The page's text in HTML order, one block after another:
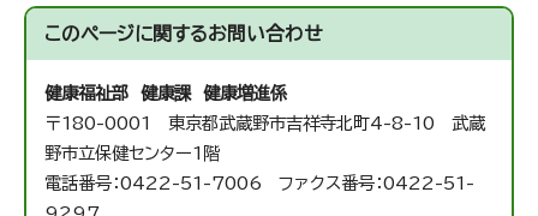
このページに関するお問い合わせ
健康福祉部 健康課 健康増進係
〒180-0001 東京都武蔵野市吉祥寺北町4-8-10 武蔵
野市立保健センター1階
電話番号：0422-51-7006 ファクス番号：0422-51-